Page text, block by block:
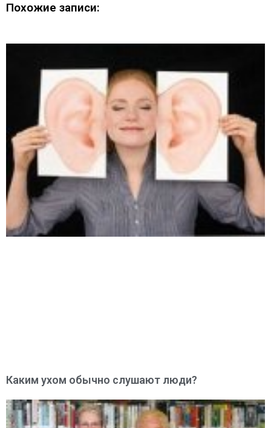
Похожие записи:
Каким ухом обычно слушают люди?